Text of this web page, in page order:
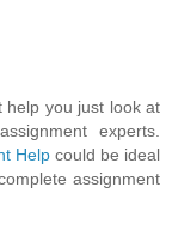
help you just look at
experts.
Help could be ideal
assignment